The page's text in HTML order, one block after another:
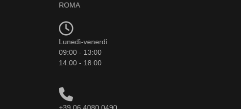
ROMA
Lunedì-venerdì
09:00 - 13:00
14:00 - 18:00